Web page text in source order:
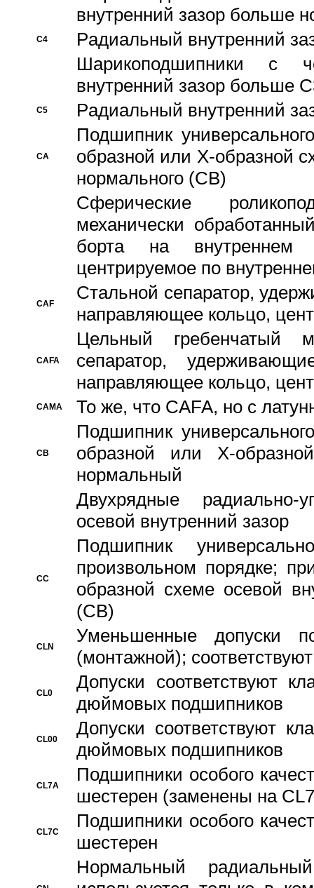
внутренний зазор больше
C4
Pадиальный внутренний
Шарикоподшипники с
внутренний зазор больше
C5 Pадиальный внутренний
CA
Подшипник
образной или Х-образной
нормального (CB)
Сферические
механически
борта на внутреннем
центрируемое по
CAF
Стальной сепаратор,
направляющее кольцо,
CAFA
Цельный гребенчатый
сепаратор,
направляющее кольцо,
CAMA То же, что CAFA, но с
CB
Подшипник
образной или Х-
нормальный
Двухрядные радиально-
осевой внутренний зазор
CC
Подшипник
произвольном порядке;
образной схеме осевой
(CB)
CLN
Уменьшенные
(монтажной);
CL0
Допуски соответствуют
дюймовых подшипников
CL00
Допуски соответствуют
дюймовых подшипников
CL7A
Подшипники особого
шестерен (заменены на
CL7C
Подшипники особого
шестерен
Hормальный